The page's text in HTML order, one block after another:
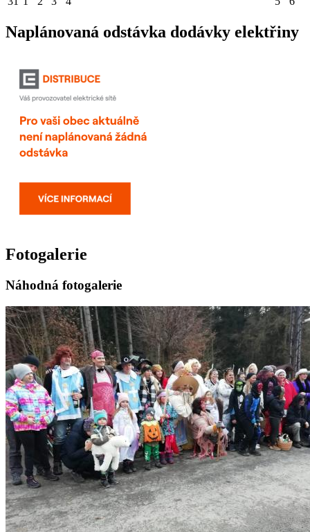
Naplánovaná odstávka dodávky elektřiny
Fotogalerie
Náhodná fotogalerie